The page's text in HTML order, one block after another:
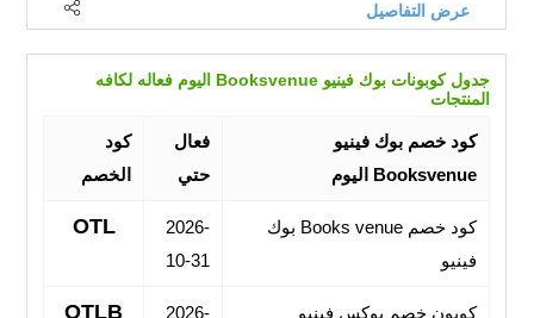
عرض التفاصيل
جدول كوبونات بوك فينيو Booksvenue اليوم فعاله لكافه
المنتجات
كود خصم بوك فينيو
Booksvenue اليوم
فعال
حتي
كود
الخصم
كود خصم Books venue بوك
فينيو
2026-
10-31
OTL
كوبون خصم بوكس فينيو
2026-
OTLB